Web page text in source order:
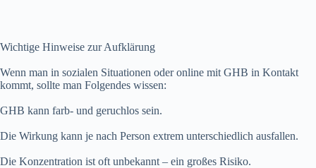
Wichtige Hinweise zur Aufklärung
Wenn man in sozialen Situationen oder online mit GHB in Kontakt
kommt, sollte man Folgendes wissen:
GHB kann farb- und geruchlos sein.
Die Wirkung kann je nach Person extrem unterschiedlich ausfallen.
Die Konzentration ist oft unbekannt – ein großes Risiko.